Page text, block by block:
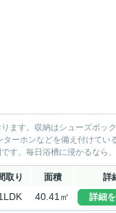
ます。収納はシューズボッ
ーホンなどを備え付けてい
す。毎日浴槽に浸かるなら
取り 面積 詳
40.41㎡ 詳細